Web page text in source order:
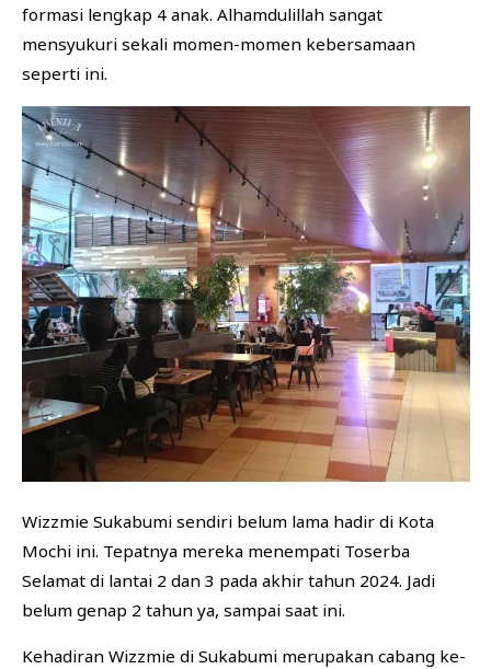
formasi lengkap 4 anak. Alhamdulillah sangat
mensyukuri sekali momen-momen kebersamaan
seperti ini.
Wizzmie Sukabumi sendiri belum lama hadir di Kota
Mochi ini. Tepatnya mereka menempati Toserba
Selamat di lantai 2 dan 3 pada akhir tahun 2024. Jadi
belum genap 2 tahun ya, sampai saat ini.
Kehadiran Wizzmie di Sukabumi merupakan cabang ke-